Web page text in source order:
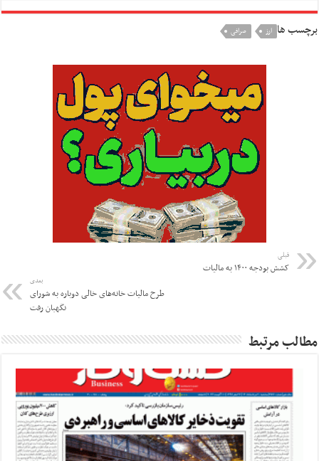
برچسب ها ارز صرافی
قبلی
کشش بودجه ۱۴۰۰ به مالیات
بعدی
طرح مالیات خانه‌های خالی دوباره به شورای
نگهبان رفت
مطالب مرتبط